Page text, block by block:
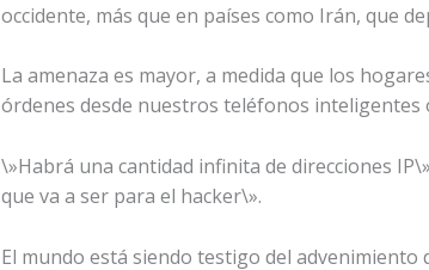
occidente, más que en países como Irán, que
La amenaza es mayor, a medida que los
órdenes desde nuestros teléfonos inteligentes
\»Habrá una cantidad infinita de direcciones
que va a ser para el hacker\».
El mundo está siendo testigo del